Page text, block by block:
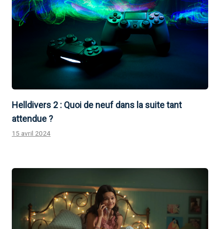
Helldivers 2 : Quoi de neuf dans la suite tant
attendue ?
15 avril 2024